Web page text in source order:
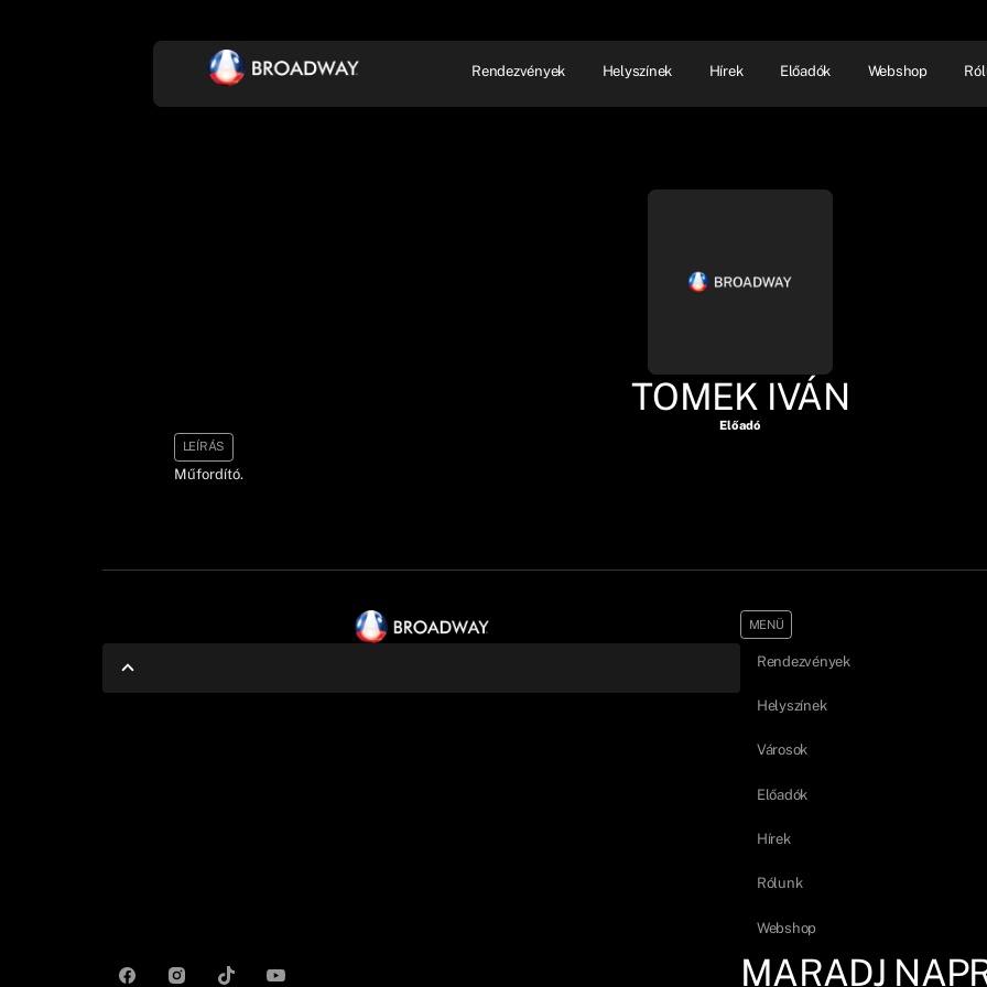
Rendezvények Helyszínek Hírek Előadók Webshop
TOMEK IVÁN
Előadó
LEÍRÁS
Műfordító.
MENÜ
Rendezvények
Helyszínek
Városok
Előadók
Hírek
Rólunk
Webshop
MARADJ